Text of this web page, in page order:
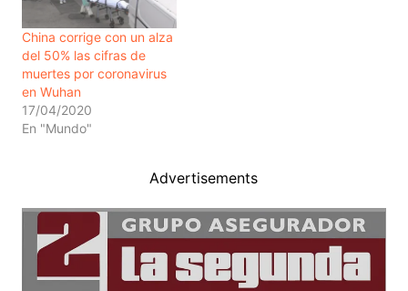
China corrige con un alza
del 50% las cifras de
muertes por coronavirus
en Wuhan
17/04/2020
En "Mundo"
Advertisements